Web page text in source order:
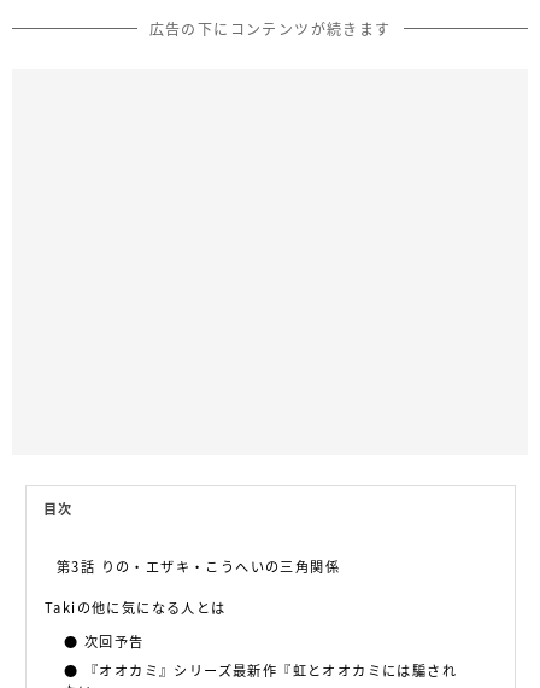
広告の下にコンテンツが続きます
目次
第3話 りの・エザキ・こうへいの三角関係
Takiの他に気になる人とは
次回予告
『オオカミ』シリーズ最新作『虹とオオカミには騙され